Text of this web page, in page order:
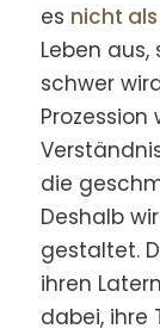
es nicht
Leben aus,
schwer
die
Deshalb
gestaltet.
ihren
dabei, ihre